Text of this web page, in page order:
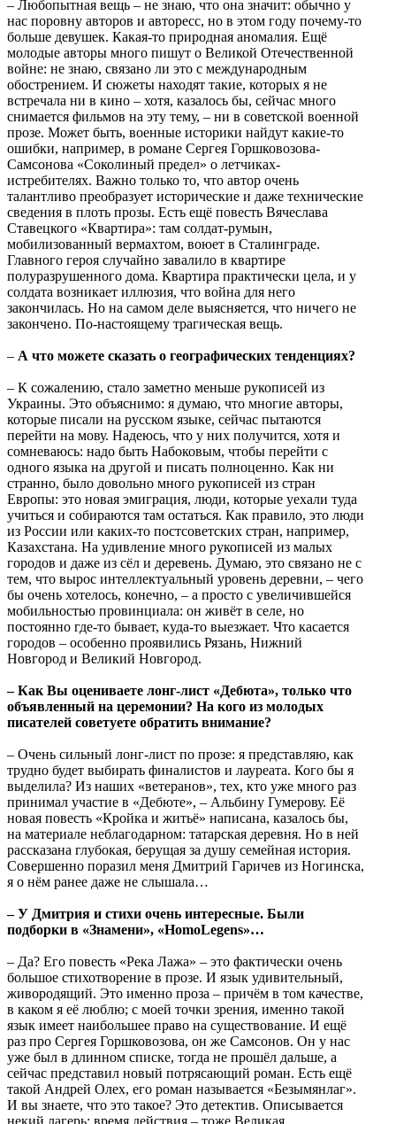
– Любопытная вещь – не знаю, что она значит: обычно у
нас поровну авторов и авторесс, но в этом году почему-то
больше девушек. Какая-то природная аномалия. Ещё
молодые авторы много пишут о Великой Отечественной
войне: не знаю, связано ли это с международным
обострением. И сюжеты находят такие, которых я не
встречала ни в кино – хотя, казалось бы, сейчас много
снимается фильмов на эту тему, – ни в советской военной
прозе. Может быть, военные историки найдут какие-то
ошибки, например, в романе Сергея Горшковозова-
Самсонова «Соколиный предел» о летчиках-
истребителях. Важно только то, что автор очень
талантливо преобразует исторические и даже технические
сведения в плоть прозы. Есть ещё повесть Вячеслава
Ставецкого «Квартира»: там солдат-румын,
мобилизованный вермахтом, воюет в Сталинграде.
Главного героя случайно завалило в квартире
полуразрушенного дома. Квартира практически цела, и у
солдата возникает иллюзия, что война для него
закончилась. Но на самом деле выясняется, что ничего не
закончено. По-настоящему трагическая вещь.
– А что можете сказать о географических тенденциях?
– К сожалению, стало заметно меньше рукописей из
Украины. Это объяснимо: я думаю, что многие авторы,
которые писали на русском языке, сейчас пытаются
перейти на мову. Надеюсь, что у них получится, хотя и
сомневаюсь: надо быть Набоковым, чтобы перейти с
одного языка на другой и писать полноценно. Как ни
странно, было довольно много рукописей из стран
Европы: это новая эмиграция, люди, которые уехали туда
учиться и собираются там остаться. Как правило, это люди
из России или каких-то постсоветских стран, например,
Казахстана. На удивление много рукописей из малых
городов и даже из сёл и деревень. Думаю, это связано не с
тем, что вырос интеллектуальный уровень деревни, – чего
бы очень хотелось, конечно, – а просто с увеличившейся
мобильностью провинциала: он живёт в селе, но
постоянно где-то бывает, куда-то выезжает. Что касается
городов – особенно проявились Рязань, Нижний
Новгород и Великий Новгород.
– Как Вы оцениваете лонг-лист «Дебюта», только что
объявленный на церемонии? На кого из молодых
писателей советуете обратить внимание?
– Очень сильный лонг-лист по прозе: я представляю, как
трудно будет выбирать финалистов и лауреата. Кого бы я
выделила? Из наших «ветеранов», тех, кто уже много раз
принимал участие в «Дебюте», – Альбину Гумерову. Её
новая повесть «Кройка и житьё» написана, казалось бы,
на материале неблагодарном: татарская деревня. Но в ней
рассказана глубокая, берущая за душу семейная история.
Совершенно поразил меня Дмитрий Гаричев из Ногинска,
я о нём ранее даже не слышала…
– У Дмитрия и стихи очень интересные. Были
подборки в «Знамени», «HomoLegens»…
– Да? Его повесть «Река Лажа» – это фактически очень
большое стихотворение в прозе. И язык удивительный,
живородящий. Это именно проза – причём в том качестве,
в каком я её люблю; с моей точки зрения, именно такой
язык имеет наибольшее право на существование. И ещё
раз про Сергея Горшковозова, он же Самсонов. Он у нас
уже был в длинном списке, тогда не прошёл дальше, а
сейчас представил новый потрясающий роман. Есть ещё
такой Андрей Олех, его роман называется «Безымянлаг».
И вы знаете, что это такое? Это детектив. Описывается
некий лагерь; время действия – тоже Великая